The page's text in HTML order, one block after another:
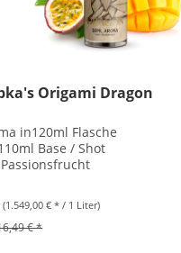
Origami Dragon
in120ml Flasche
Base / Shot
(1.549,00 € * / 1 Liter)
€ *